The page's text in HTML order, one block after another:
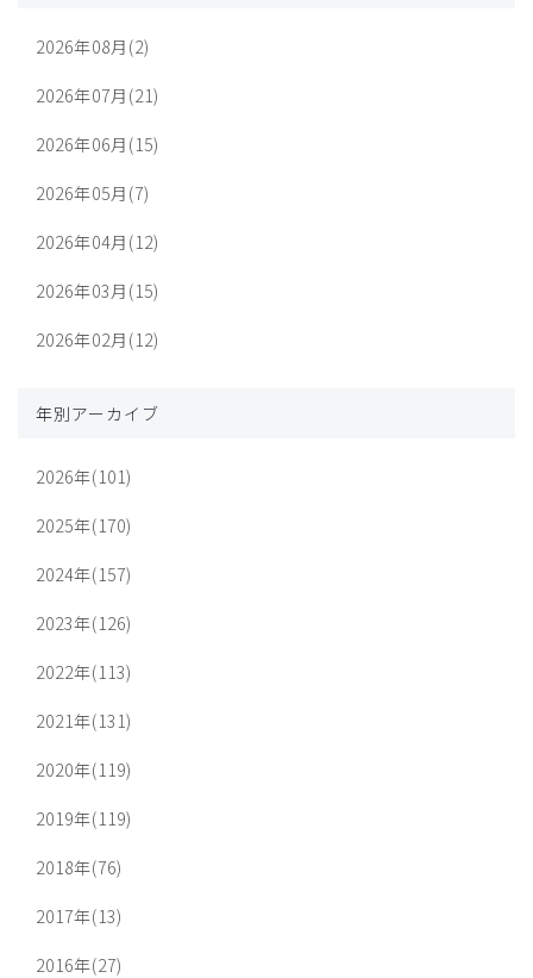
2026年08月(2)
2026年07月(21)
2026年06月(15)
2026年05月(7)
2026年04月(12)
2026年03月(15)
2026年02月(12)
年別アーカイブ
2026年(101)
2025年(170)
2024年(157)
2023年(126)
2022年(113)
2021年(131)
2020年(119)
2019年(119)
2018年(76)
2017年(13)
2016年(27)